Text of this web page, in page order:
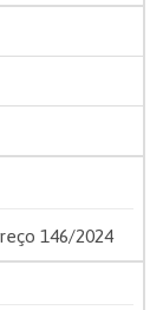
146/2024